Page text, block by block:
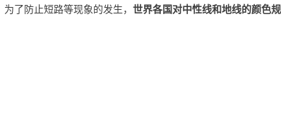
了防止短路等现象的发生， 世界各国对中性线和地线的颜色